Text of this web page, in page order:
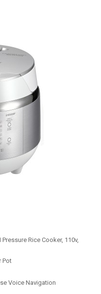
Rice Cooker, 110v,
Pot
Voice Navigation